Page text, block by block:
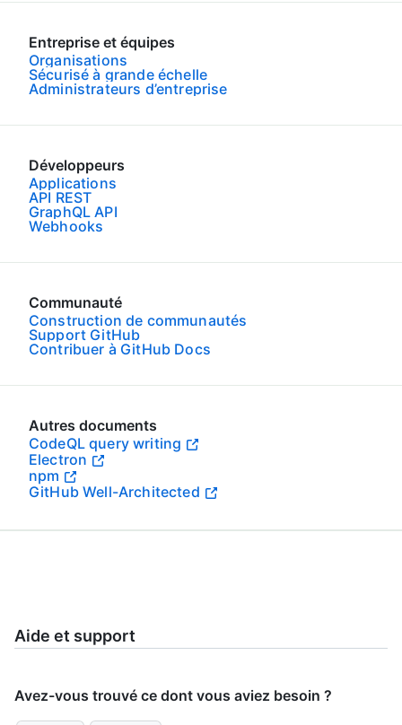
Entreprise et équipes
Organisations
Sécurisé à grande échelle
Administrateurs d’entreprise
Développeurs
Applications
API REST
GraphQL API
Webhooks
Communauté
Construction de communautés
Support GitHub
Contribuer à GitHub Docs
Autres documents
CodeQL query writing
Electron
npm
GitHub Well-Architected
Aide et support
Avez-vous trouvé ce dont vous aviez besoin ?